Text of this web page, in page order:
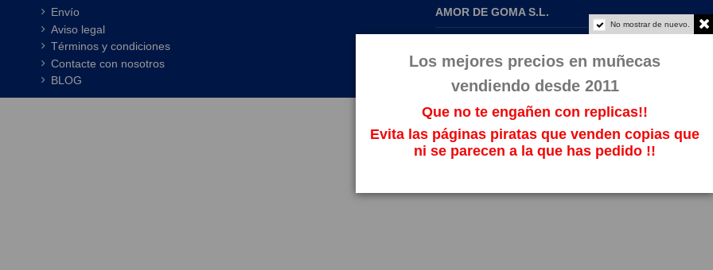
Envío
Aviso legal
Términos y condiciones
Contacte con nosotros
BLOG
AMOR DE GOMA S.L.
No mostrar de nuevo.
Los mejores precios en muñecas
vendiendo desde 2011
Que no te engañen con replicas!!
Evita las páginas piratas que venden copias que
ni se parecen a la que has pedido !!